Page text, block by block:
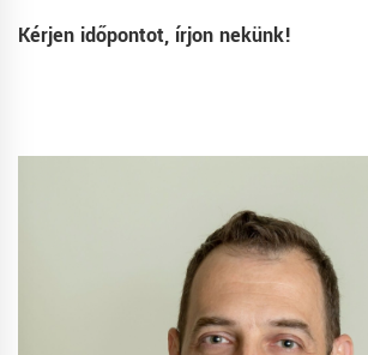
Kérjen időpontot, írjon nekünk!